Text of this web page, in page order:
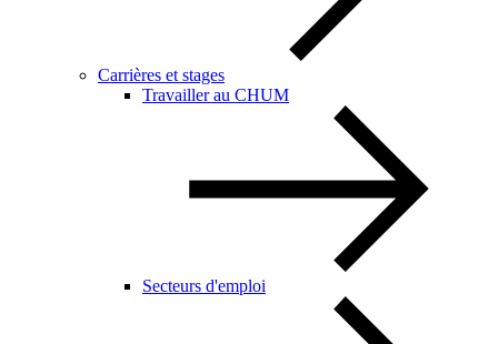
Carrières et stages
Travailler au CHUM
Secteurs d'emploi